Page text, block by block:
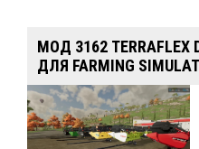
MOД 3162 TERRAFLEX
ДЛЯ FARMING